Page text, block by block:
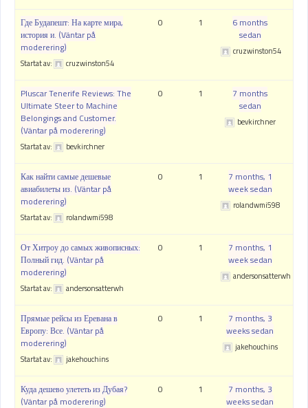
Где Будапешт: На карте мира,
история и. (Väntar på
moderering)
Startat av: cruzwinston54
0 1
6 months
sedan
cruzwinston54
Pluscar Tenerife Reviews: The
Ultimate Steer to Machine
Belongings and Customer.
(Väntar på moderering)
Startat av: bevkirchner
0 1
7 months
sedan
bevkirchner
Как найти самые дешевые
авиабилеты из. (Väntar på
moderering)
Startat av: rolandwmi598
0 1
7 months, 1
week sedan
rolandwmi598
От Хитроу до самых живописных:
Полный гид. (Väntar på
moderering)
Startat av: andersonsatterwh
0 1
7 months, 1
week sedan
andersonsatterwh
Прямые рейсы из Еревана в
Европу: Все. (Väntar på
moderering)
Startat av: jakehouchins
0 1
7 months, 3
weeks sedan
jakehouchins
Куда дешево улететь из Дубая?
(Väntar på moderering)
0 1
7 months, 3
weeks sedan